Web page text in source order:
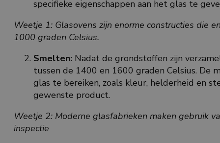
specifieke eigenschappen aan het glas te
Weetje 1: Glasovens zijn enorme constructies die
1000 graden Celsius.
Smelten: Nadat de grondstoffen zijn
tussen de 1400 en 1600 graden Celsius. De
glas te bereiken, zoals kleur, helderheid en
gewenste product.
Weetje 2: Moderne glasfabrieken maken gebruik
inspectie